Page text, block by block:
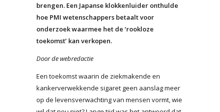
brengen. Een Japanse klokkenluider onthulde
hoe PMI wetenschappers betaalt voor
onderzoek waarmee het de ‘rookloze
toekomst’ kan verkopen.
Door de webredactie
Een toekomst waarin de ziekmakende en
kankerverwekkende sigaret geen aanslag meer
op de levensverwachting van mensen vormt, wie